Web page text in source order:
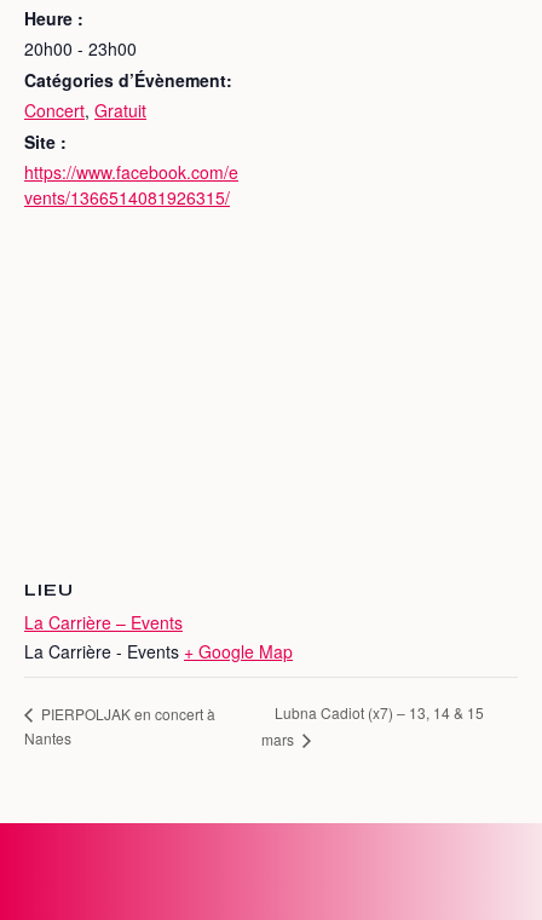
Heure :
20h00 - 23h00
Catégories d’Évènement:
Concert, Gratuit
Site :
https://www.facebook.com/e
vents/1366514081926315/
LIEU
La Carrière – Events
La Carrière - Events + Google Map
PIERPOLJAK en concert à
Nantes
Lubna Cadiot (x7) – 13, 14 & 15
mars